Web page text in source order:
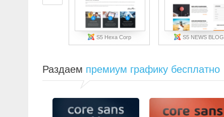
S5 Hexa Corp S5 NEWS BLOG
Раздаем премиум графику бесплатно